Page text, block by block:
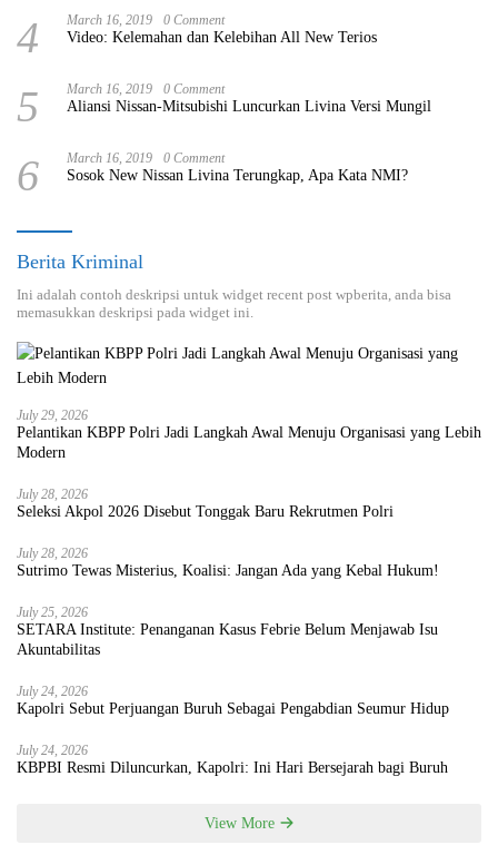
4 March 16, 2019 0 Comment
Video: Kelemahan dan Kelebihan All New Terios
5 March 16, 2019 0 Comment
Aliansi Nissan-Mitsubishi Luncurkan Livina Versi Mungil
6 March 16, 2019 0 Comment
Sosok New Nissan Livina Terungkap, Apa Kata NMI?
Berita Kriminal
Ini adalah contoh deskripsi untuk widget recent post wpberita, anda bisa
memasukkan deskripsi pada widget ini.
July 29, 2026
Pelantikan KBPP Polri Jadi Langkah Awal Menuju Organisasi yang Lebih
Modern
July 28, 2026
Seleksi Akpol 2026 Disebut Tonggak Baru Rekrutmen Polri
July 28, 2026
Sutrimo Tewas Misterius, Koalisi: Jangan Ada yang Kebal Hukum!
July 25, 2026
SETARA Institute: Penanganan Kasus Febrie Belum Menjawab Isu
Akuntabilitas
July 24, 2026
Kapolri Sebut Perjuangan Buruh Sebagai Pengabdian Seumur Hidup
July 24, 2026
KBPBI Resmi Diluncurkan, Kapolri: Ini Hari Bersejarah bagi Buruh
View More